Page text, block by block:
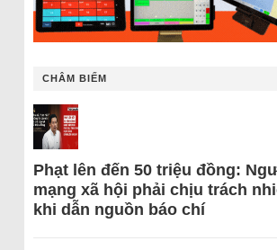
CHÂM BIẾM
Phạt lên đến 50 triệu đồng:
mạng xã hội phải chịu trách
khi dẫn nguồn báo chí